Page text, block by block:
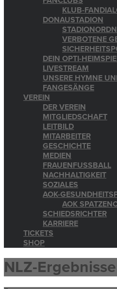
KLUB-
DONAUSTADION
VERBOTENE
DEIN OPTI-
LIVESTREAM
UNSERE HYMNE
FANGESÄNGE
VEREIN
DER VEREIN
MITGLIEDSCHAFT
LEITBILD
MITARBEITER
GESCHICHTE
MEDIEN
FRAUENFUSSBALL
NACHHALTIGKEIT
SOZIALES
AOK-
AOK
SCHIEDSRICHTER
KARRIERE
TICKETS
SHOP
NLZ-